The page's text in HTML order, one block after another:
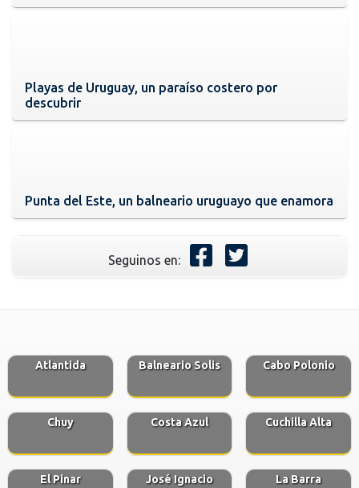
Playas de Uruguay, un paraíso costero por
descubrir
Punta del Este, un balneario uruguayo que enamora
Seguinos en:
Atlantida Balneario Solis Cabo Polonio
Chuy Costa Azul Cuchilla Alta
El Pinar José Ignacio La Barra